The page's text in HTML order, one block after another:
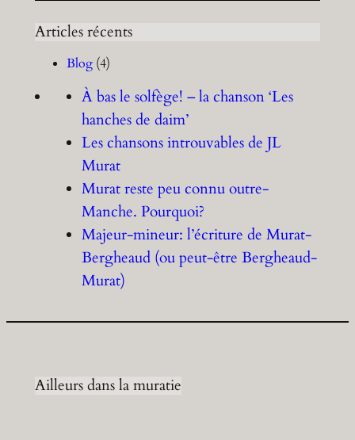
Articles récents
Blog(4)
À bas le solfège! – la chanson ‘Les
hanches de daim’
Les chansons introuvables de JL
Murat
Murat reste peu connu outre-
Manche. Pourquoi?
Majeur-mineur: l’écriture de Murat-
Bergheaud (ou peut-être Bergheaud-
Murat)
Ailleurs dans la muratie